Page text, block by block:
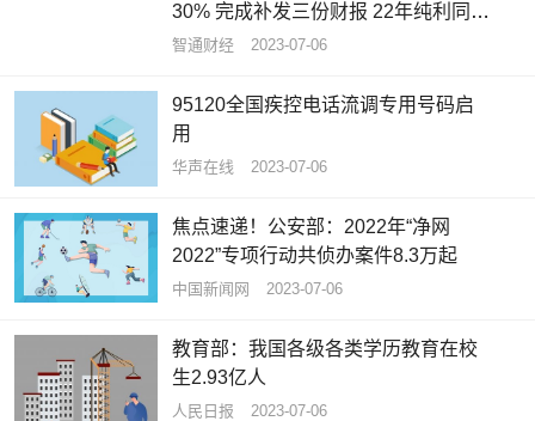
30% 完成补发三份财报 22年纯利同比
增长77.61%
智通财经 2023-07-06
95120全国疾控电话流调专用号码启
用
华声在线 2023-07-06
焦点速递！公安部：2022年“净网
2022”专项行动共侦办案件8.3万起
中国新闻网 2023-07-06
教育部：我国各级各类学历教育在校
生2.93亿人
人民日报 2023-07-06